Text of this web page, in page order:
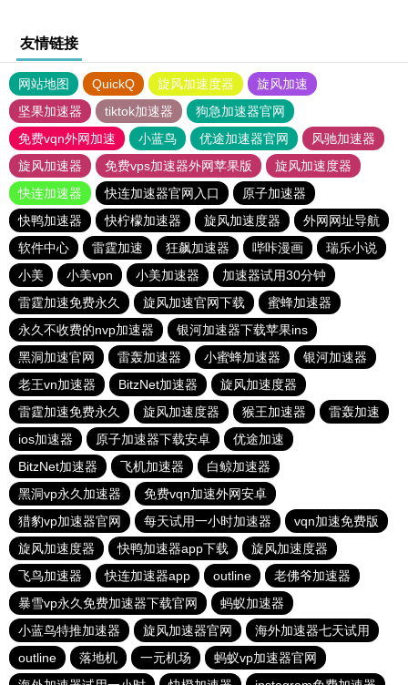
友情链接
网站地图 QuickQ 旋风加速度器
旋风加速
坚果加速器
tiktok加速器
狗急加速器官网
免费vqn外网加速
小蓝鸟 优途加速器官网
风驰加速器
旋风加速器
免费vps加速器外网苹果版
旋风加速度器
快连加速器
快连加速器官网入口
原子加速器
快鸭加速器
快柠檬加速器 旋风加速度器
外网网址导航
软件中心
雷霆加速 狂飙加速器 哔咔漫画
瑞乐小说
小美
小美vpn 小美加速器
加速器试用30分钟
雷霆加速免费永久
旋风加速官网下载
蜜蜂加速器
永久不收费的nvp加速器
银河加速器下载苹果ins
黑洞加速官网
雷轰加速器 小蜜蜂加速器
银河加速器
老王vn加速器
BitzNet加速器
旋风加速度器
雷霆加速免费永久
旋风加速度器 猴王加速器
雷轰加速
ios加速器
原子加速器下载安卓
优途加速
BitzNet加速器
飞机加速器
白鲸加速器
黑洞vp永久加速器
免费vqn加速外网安卓
猎豹vp加速器官网
每天试用一小时加速器
vqn加速免费版
旋风加速度器
快鸭加速器app下载
旋风加速度器
飞鸟加速器
快连加速器app outline
老佛爷加速器
暴雪vp永久免费加速器下载官网
蚂蚁加速器
小蓝鸟特推加速器
旋风加速器官网
海外加速器七天试用
outline
落地机 一元机场
蚂蚁vp加速器官网